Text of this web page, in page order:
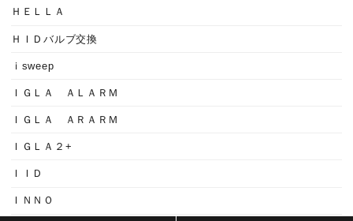
ＨＥＬＬＡ
ＨＩＤバルブ交換
ｉsweep
ＩＧＬＡ ＡＬＡＲＭ
ＩＧＬＡ ＡＲＡＲＭ
ＩＧＬＡ２+
ＩＩＤ
ＩＮＮＯ